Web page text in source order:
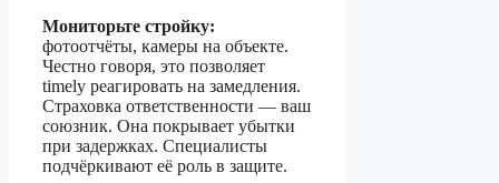
Мониторьте стройку:
фотоотчёты, камеры на объекте.
Честно говоря, это позволяет
timely реагировать на замедления.
Страховка ответственности — ваш
союзник. Она покрывает убытки
при задержках. Специалисты
подчёркивают её роль в защите.